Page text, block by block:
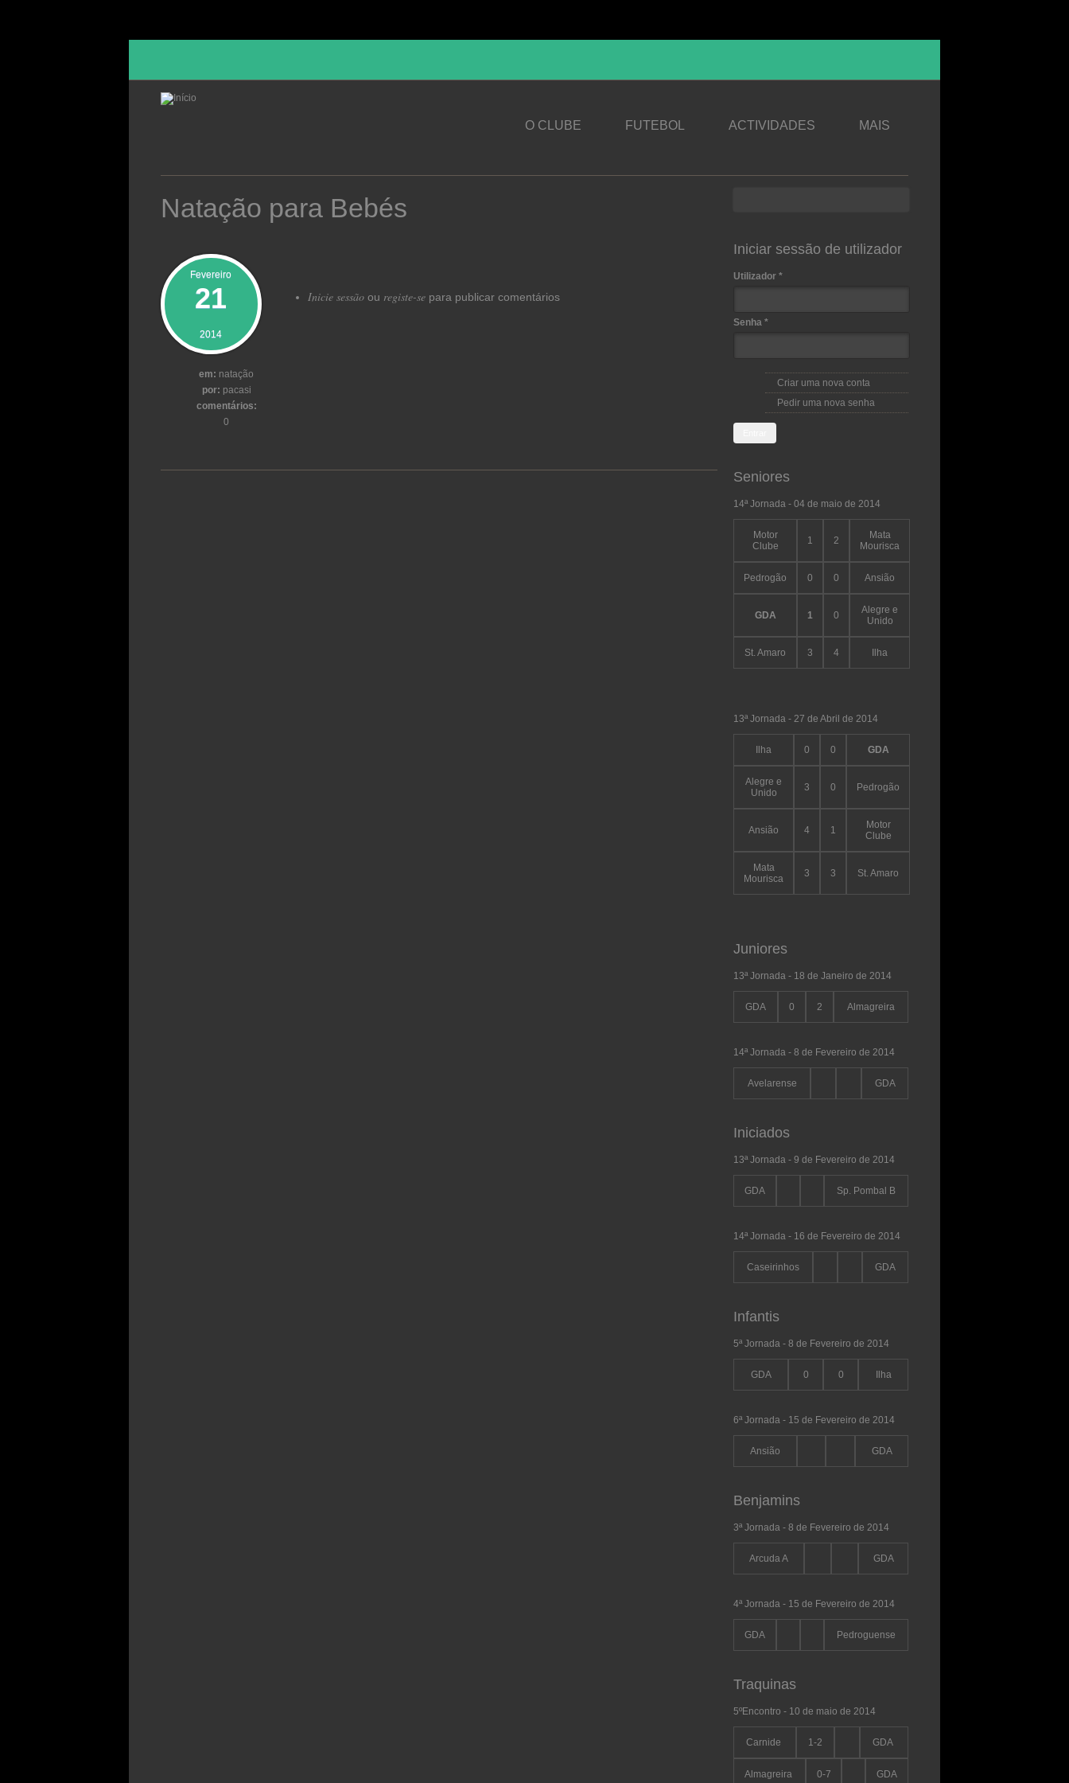
O CLUBE FUTEBOL ACTIVIDADES MAIS
Natação para Bebés
Fevereiro
21
2014
em: natação
por: pacasi
comentários:
0
Inicie sessão ou registe-se para publicar comentários
Iniciar sessão de utilizador
Utilizador *
Senha *
Criar uma nova conta
Pedir uma nova senha
Seniores
14ª Jornada - 04 de maio de 2014
Motor
Clube
1 2
Mata
Mourisca
Pedrogão 0 0 Ansião
GDA 1 0
Alegre e
Unido
St. Amaro 3 4 Ilha
13ª Jornada - 27 de Abril de 2014
Ilha 0 0 GDA
Alegre e
Unido
3 0 Pedrogão
Ansião 4 1
Motor
Clube
Mata
Mourisca
3 3 St. Amaro
Juniores
13ª Jornada - 18 de Janeiro de 2014
GDA 0 2 Almagreira
14ª Jornada - 8 de Fevereiro de 2014
Avelarense GDA
Iniciados
13ª Jornada - 9 de Fevereiro de 2014
GDA Sp. Pombal B
14ª Jornada - 16 de Fevereiro de 2014
Caseirinhos GDA
Infantis
5ª Jornada - 8 de Fevereiro de 2014
GDA 0 0 Ilha
6ª Jornada - 15 de Fevereiro de 2014
Ansião GDA
Benjamins
3ª Jornada - 8 de Fevereiro de 2014
Arcuda A GDA
4ª Jornada - 15 de Fevereiro de 2014
GDA Pedroguense
Traquinas
5ºEncontro - 10 de maio de 2014
Carnide 1-2 GDA
Almagreira 0-7 GDA